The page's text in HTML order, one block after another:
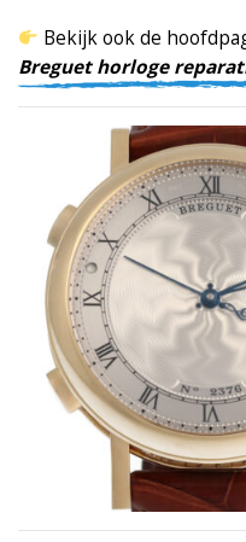
Bekijk ook de
Breguet horloge